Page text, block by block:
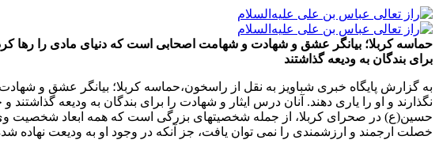
حماسه کربلا؛ بیانگر عشق و شهادت و شهامت اصحابی است که دنیای مادی را رها
برای بندگان به ودیعه گذاشتند
به گزارش پایگاه خبری شباویز به نقل از راسخون،حماسه کربلا؛ بیانگر عشق و
نگذارند و او را یاری دهند. آنان درس ایثار و شهادت را برای بندگان به ودیعه
حسین(ع) در صحرای کربلا، از جمله شخصیتهای بزرگی است که همه ابعاد شخصیت
خصلت ارجمند و ارزشمندی را نمی توان یافت، جز آنکه در وجود او به ودیعت نهاده